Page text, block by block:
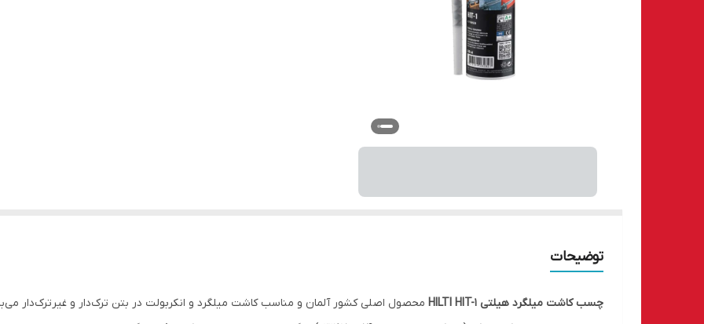
توضیحات
چسب کاشت میلگرد هیلتی HILTI HIT-1
محصول اصلی کشور آلمان و مناسب کاشت میلگرد و انکربولت در بتن ترک‌دار و غیرترک‌دار